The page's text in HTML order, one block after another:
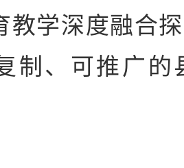
教学深度融合
制、可推广